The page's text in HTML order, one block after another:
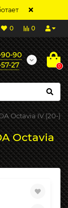
0
0
90-90
27
0
Octavia IV (20-)
Octavia